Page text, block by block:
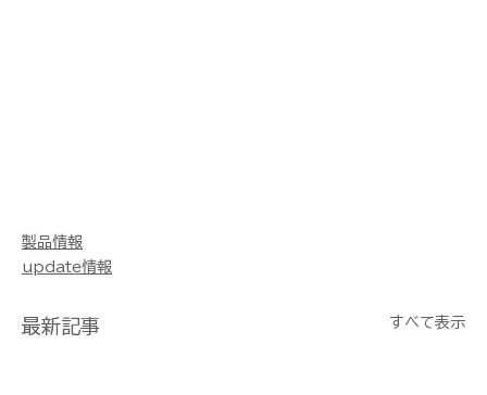
製品情報
update情報
最新記事 すべて表示